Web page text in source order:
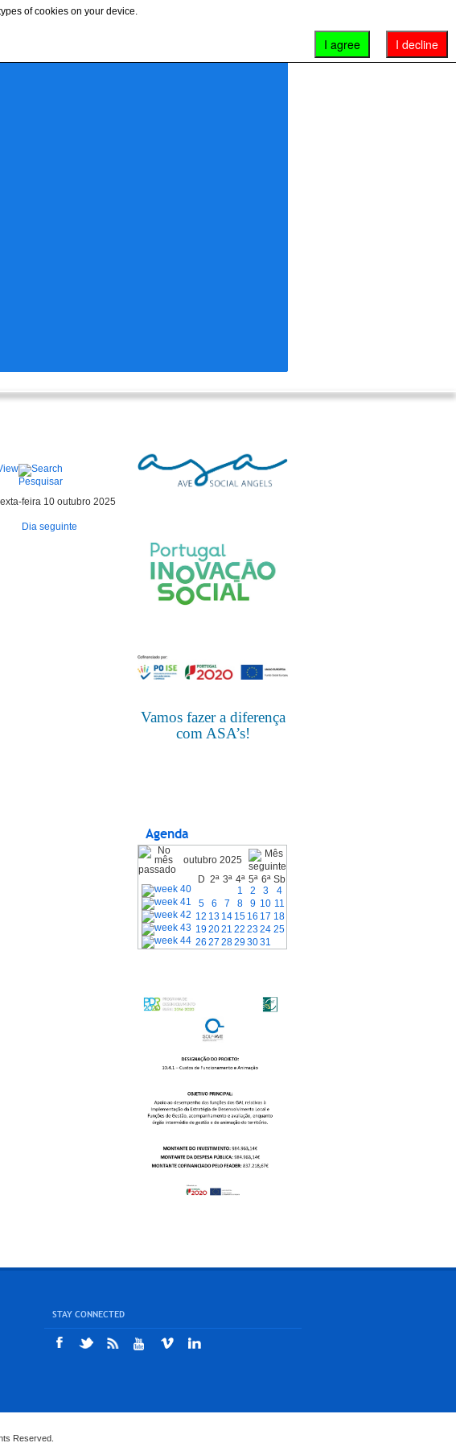
Reserved.
Pesquisar
feira 10 outubro 2025
Dia seguinte
Vamos fazer a diferença
com ASA’s!
Agenda
outubro 2025
D 2ª 3ª 4ª 5ª 6ª Sb
1
2 3
4
5
6 7 8 9 10 11
12 13 14 15 16 17 18
192021 22 2324 25
26 27 28293031
STAY CONNECTED
of cookies on your device.
I decline
I agree